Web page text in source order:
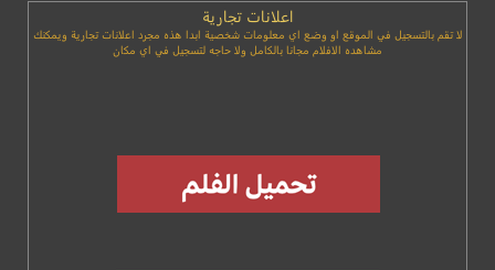
اعلانات تجارية
لا تقم بالتسجيل في الموقع او وضع اي معلومات شخصية ابدا هذه مجرد اعلانات تجارية ويمكنك
مشاهده الافلام مجانا بالكامل ولا حاجه لتسجيل في اي مكان